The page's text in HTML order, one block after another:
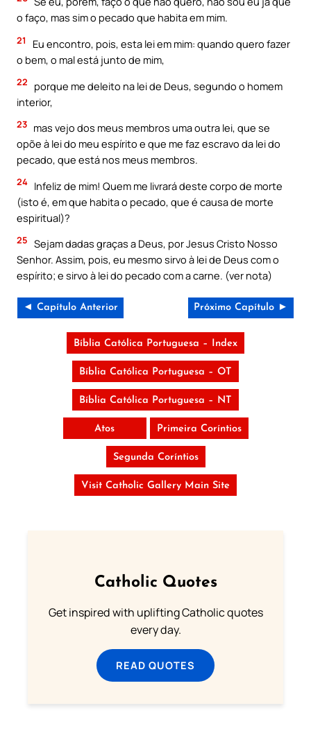
o faço, mas sim o pecado que habita em mim.
21
Eu encontro, pois, esta lei em mim: quando quero fazer
o bem, o mal está junto de mim,
22
porque me deleito na lei de Deus, segundo o homem
interior,
23 mas vejo dos meus membros uma outra lei, que se
opõe à lei do meu espírito e que me faz escravo da lei do
pecado, que está nos meus membros.
24 Infeliz de mim! Quem me livrará deste corpo de morte
(isto é, em que habita o pecado, que é causa de morte
espiritual)?
25 Sejam dadas graças a Deus, por Jesus Cristo Nosso
Senhor. Assim, pois, eu mesmo sirvo à lei de Deus com o
espírito; e sirvo à lei do pecado com a carne. (ver nota)
◄ Capítulo Anterior Próximo Capítulo ►
Bíblia Católica Portuguesa – Index
Bíblia Católica Portuguesa – OT
Bíblia Católica Portuguesa – NT
Atos Primeira Coríntios
Segunda Coríntios
Visit Catholic Gallery Main Site
Catholic Quotes
Get inspired with uplifting Catholic quotes
every day.
READ QUOTES